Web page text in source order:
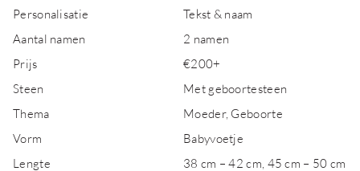
Personalisatie
Tekst & naam
Aantal namen
2 namen
Prijs
€200+
Steen
Met geboortesteen
Thema
Moeder, Geboorte
Vorm
Babyvoetje
Lengte
38 cm – 42 cm, 45 cm – 50 cm